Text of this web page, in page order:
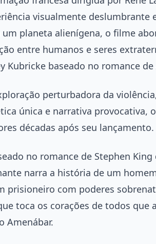
visualmente deslumbrante
planeta alienígena, o filme
entre humanos e seres
Kubricke baseado no romance
perturbadora da
única e narrativa provocativa,
décadas após seu lançamento.
no romance de Stephen
narra a história de um
prisioneiro com poderes
toca os corações de todos que
Amenábar.